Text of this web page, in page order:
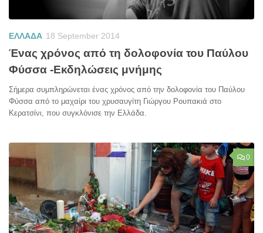
ΕΛΛΑΔΑ 18 September 2014
Ένας χρόνος από τη δολοφονία του Παύλου
Φύσσα -Εκδηλώσεις μνήμης
Σήμερα συμπληρώνεται ένας χρόνος από την δολοφονία του Παύλου
Φύσσα από το μαχαίρι του χρυσαυγίτη Γιώργου Ρουπακιά στο
Κερατσίνι, που συγκλόνισε την Ελλάδα.
0